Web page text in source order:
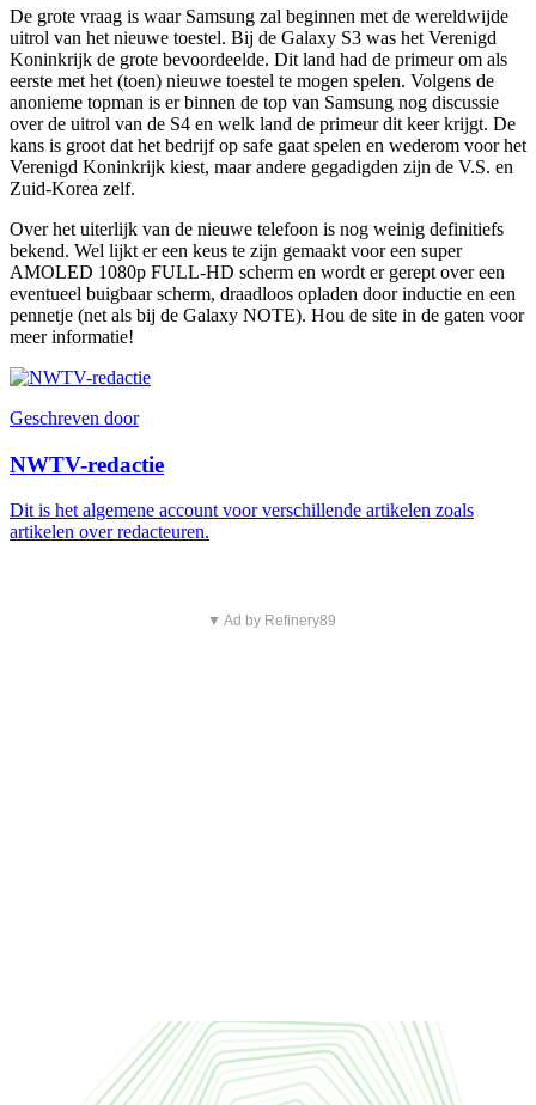
De grote vraag is waar Samsung zal beginnen met de wereldwijde
uitrol van het nieuwe toestel. Bij de Galaxy S3 was het Verenigd
Koninkrijk de grote bevoordeelde. Dit land had de primeur om als
eerste met het (toen) nieuwe toestel te mogen spelen. Volgens de
anonieme topman is er binnen de top van Samsung nog discussie
over de uitrol van de S4 en welk land de primeur dit keer krijgt. De
kans is groot dat het bedrijf op safe gaat spelen en wederom voor het
Verenigd Koninkrijk kiest, maar andere gegadigden zijn de V.S. en
Zuid-Korea zelf.
Over het uiterlijk van de nieuwe telefoon is nog weinig definitiefs
bekend. Wel lijkt er een keus te zijn gemaakt voor een super
AMOLED 1080p FULL-HD scherm en wordt er gerept over een
eventueel buigbaar scherm, draadloos opladen door inductie en een
pennetje (net als bij de Galaxy NOTE). Hou de site in de gaten voor
meer informatie!
Geschreven door
NWTV-redactie
Dit is het algemene account voor verschillende artikelen zoals
artikelen over redacteuren.
▼ Ad by Refinery89